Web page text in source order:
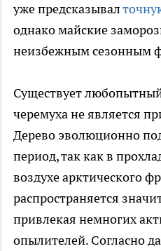
уже предсказывал
однако майские
неизбежным сезонным
Существует
черемуха не является
Дерево эволюционно
период, так как в
воздухе арктического
распространяется
привлекая немногих
опылителей. Согласно